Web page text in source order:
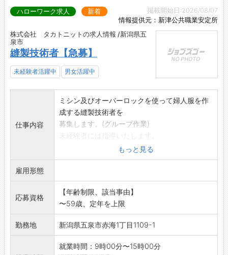
・IT研修
・配転者研修
・仕事への意欲向上にも繋がっています◎
【資格取得支援制度あり！】
・資格取得費用は全額会社負担！
・資格取得時に取得一時金20,000円～30,000
円を支給！
・面倒見が良い先輩が多く、和気あいあいと仲
がいい環境です♪
・困っているときに助けてくれるカッコいい先
かけてくれる先輩、疲れていると笑わせてくれ
て、早く成長したいという気持ちを持って頑張
れます！
・仕事中はキビキビしている印象ですが、休憩
の時はしっかり休みながらくだらない話もして
楽しく過ごせるので、メリハリをつけて働けま
・みんながしっかりフォローし合って仕事をし
掲載開始日:2026/08/07
情報提供元：新津公共職業安定所
ハローワーク求人 新着
株式会社 タカトニットの求人情報 /新潟県五
泉市
縫製技術者【急募】
未経験者活躍中 男女活躍中
仕事内容
ミシン及びオーバーロックを使って婦人服を作
成する縫製技術者を
募集します。(グループ作業)
経験のある方には即戦力として働いて頂き優遇
いたします。
変更範囲:会社の定める業務
もっと見る
雇用形態
応募資格
【年齢制限、該当事由】
〜59歳、定年を上限
勤務地 新潟県五泉市赤海1丁目1109-1
就業時間：9時00分〜15時00分